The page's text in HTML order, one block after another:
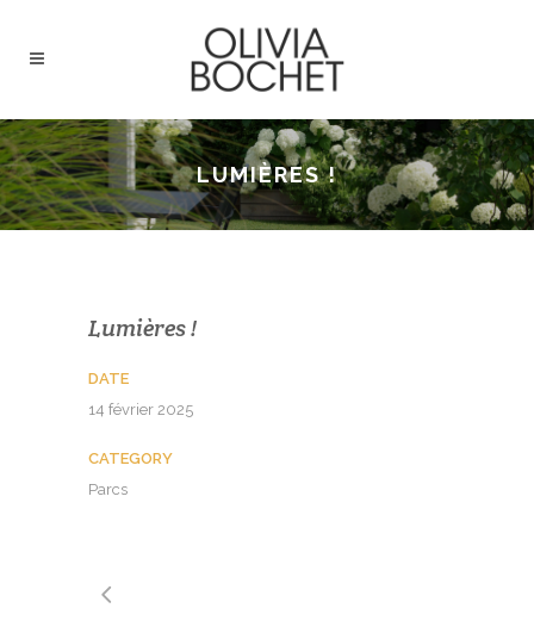
LUMIÈRES !
Lumières !
DATE
14 février 2025
CATEGORY
Parcs